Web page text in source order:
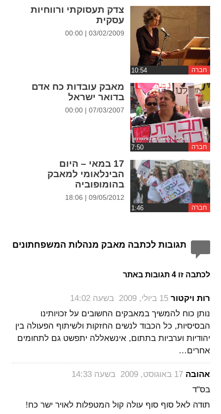
חברה
צדק תעסוקתי ורווחיות
עסקית
03/02/2009 | 00:00
חברה
מאבק עובדות כח אדם
בדואר ישראל
07/03/2007 | 00:00
חברה
17 במאי – היום
הבינלאומי למאבק
בהומופוביה
09/05/2012 | 18:06
תגובות לכתבה מאבק מנהלות המשפחתונים
לכתבה זו 4 תגובות באתר
רות ויקטור ‏15 ביולי, 2009 בשעה 14:02
נותן כוח להמשיך במאבקים החשובים על זכויותינו
הבסיסיות, כל הכבוד לנשים החזקות ולשיתוף הפעולה בין
יהודיות וערביות בתתום, אינשאללה יתפשט גם לתחומים
אחרים…
אהובה ‏17 באוגוסט, 2009 בשעה 14:33
בס"ד
תודה לאל סוף סוף עולה קול המטפלות לאויר ישר כח!